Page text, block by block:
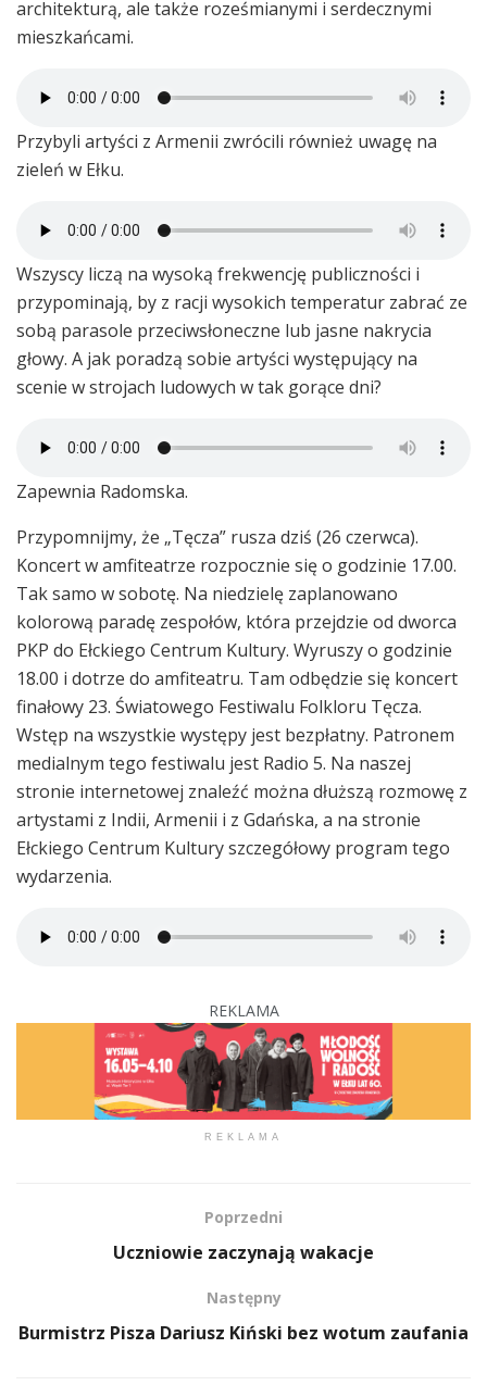
architekturą, ale także roześmianymi i serdecznymi
mieszkańcami.
Przybyli artyści z Armenii zwrócili również uwagę na
zieleń w Ełku.
Wszyscy liczą na wysoką frekwencję publiczności i
przypominają, by z racji wysokich temperatur zabrać ze
sobą parasole przeciwsłoneczne lub jasne nakrycia
głowy. A jak poradzą sobie artyści występujący na
scenie w strojach ludowych w tak gorące dni?
Zapewnia Radomska.
Przypomnijmy, że „Tęcza” rusza dziś (26 czerwca).
Koncert w amfiteatrze rozpocznie się o godzinie 17.00.
Tak samo w sobotę. Na niedzielę zaplanowano
kolorową paradę zespołów, która przejdzie od dworca
PKP do Ełckiego Centrum Kultury. Wyruszy o godzinie
18.00 i dotrze do amfiteatru. Tam odbędzie się koncert
finałowy 23. Światowego Festiwalu Folkloru Tęcza.
Wstęp na wszystkie występy jest bezpłatny. Patronem
medialnym tego festiwalu jest Radio 5. Na naszej
stronie internetowej znaleźć można dłuższą rozmowę z
artystami z Indii, Armenii i z Gdańska, a na stronie
Ełckiego Centrum Kultury szczegółowy program tego
wydarzenia.
REKLAMA
REKLAMA
Poprzedni
Uczniowie zaczynają wakacje
Następny
Burmistrz Pisza Dariusz Kiński bez wotum zaufania